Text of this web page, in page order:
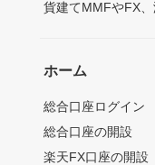
貨建てMMFやFX
ホーム
総合口座ログイン
総合口座の開設
楽天FX口座の開設